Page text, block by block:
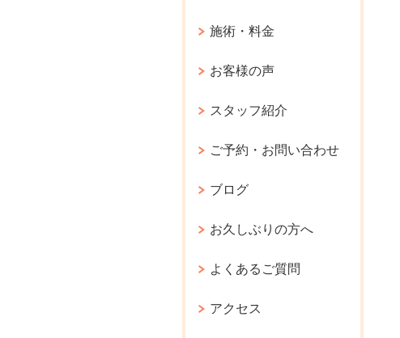
施術・料金
お客様の声
スタッフ紹介
ご予約・お問い合わせ
ブログ
お久しぶりの方へ
よくあるご質問
アクセス